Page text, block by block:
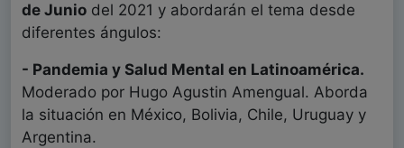
de Junio del 2021 y abordarán el tema desde
diferentes ángulos:
- Pandemia y Salud Mental en Latinoamérica.
Moderado por Hugo Agustin Amengual. Aborda
la situación en México, Bolivia, Chile, Uruguay y
Argentina.